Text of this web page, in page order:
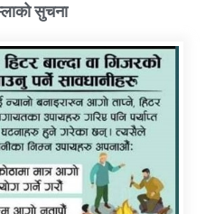
सुचना